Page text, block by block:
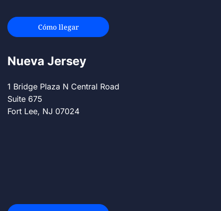
Cómo llegar
Nueva Jersey
1 Bridge Plaza N Central Road
Suite 675
Fort Lee, NJ 07024